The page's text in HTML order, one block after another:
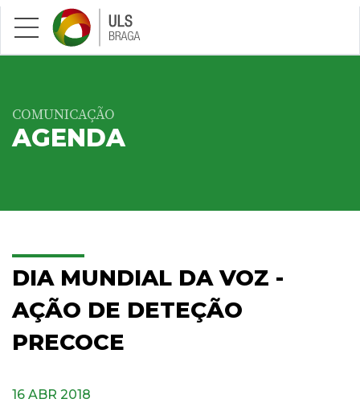
Saltar para conteúdo principal
COMUNICAÇÃO
AGENDA
DIA MUNDIAL DA VOZ -
AÇÃO DE DETEÇÃO
PRECOCE
16 ABR 2018